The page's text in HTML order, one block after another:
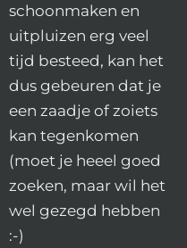
schoonmaken en
uitpluizen erg veel
tijd besteed, kan het
dus gebeuren dat je
een zaadje of zoiets
kan tegenkomen
(moet je heeel goed
zoeken, maar wil het
wel gezegd hebben
:-)